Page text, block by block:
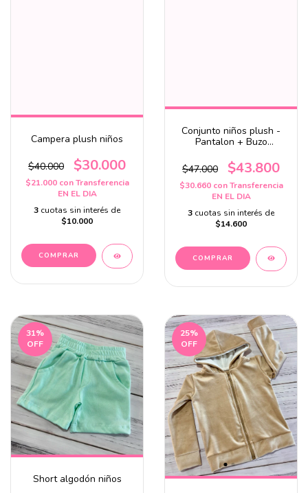
Campera plush niños
$40.000 $30.000
$21.000 con Transferencia
EN EL DIA
3 cuotas sin interés de
$10.000
COMPRAR
Conjunto niños plush -
Pantalon + Buzo
$47.000
$43.800
$30.660 con Transferencia
EN EL DIA
3 cuotas sin interés de
$14.600
COMPRAR
31%
OFF
Short algodón niños
25%
OFF